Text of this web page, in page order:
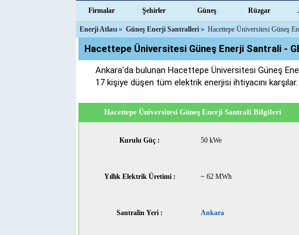
Firmalar Şehirler Güneş Rüzgar
Enerji Atlası » Güneş Enerji Santralleri » Hacettepe Üniversitesi Güneş
Hacettepe Üniversitesi Güneş Enerji Santrali -
Ankara'da bulunan Hacettepe Üniversitesi Güneş
17 kişiye düşen tüm elektrik enerjisi ihtiyacını karşılar.
Hacettepe Üniversitesi Güneş Enerji Santrali Bilgileri
Kurulu Güç : 50 kWe
Yıllık Elektrik Üretimi : ~ 62 MWh
Santralin Yeri : Ankara